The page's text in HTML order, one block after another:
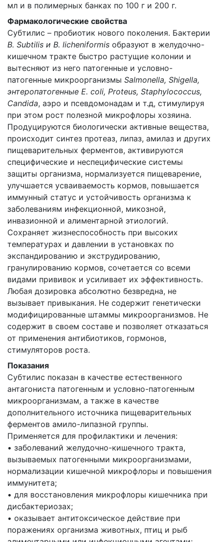
мл и в полимерных банках по 100 г и 200 г.
Фармакологические свойства
Субтилис – пробиотик нового поколения. Бактерии
B. Subtilis и B. licheniformis образуют в желудочно-
кишечном тракте быстро растущие колонии и
вытесняют из него патогенные и условно-
патогенные микроорганизмы Salmonella, Shigella,
энтеропатогенные E. coli, Proteus, Staphylococcus,
Candida, аэро и псевдомонадам и т.д, стимулируя
при этом рост полезной микрофлоры хозяина.
Продуцируются биологически активные вещества,
происходит синтез протеаз, липаз, амилаз и других
пищеварительных ферментов, активируются
специфические и неспецифические системы
защиты организма, нормализуется пищеварение,
улучшается усваиваемость кормов, повышается
иммунный статус и устойчивость организма к
заболеваниям инфекционной, микозной,
инвазионной и алиментарной этиологий.
Сохраняет жизнеспособность при высоких
температурах и давлении в установках по
экспандированию и экструдированию,
гранулированию кормов, сочетается со всеми
видами прививок и усиливает их эффективность.
Любая дозировка абсолютно безвредна, не
вызывает привыкания. Не содержит генетически
модифицированные штаммы микроорганизмов. Не
содержит в своем составе и позволяет отказаться
от применения антибиотиков, гормонов,
стимуляторов роста.
Показания
Субтилис показан в качестве естественного
антагониста патогенным и условно-патогенным
микроорганизмам, а также в качестве
дополнительного источника пищеварительных
ферментов амило-липазной группы.
Применяется для профилактики и лечения:
• заболеваний желудочно-кишечного тракта,
вызываемых патогенными микроорганизмами,
нормализации кишечной микрофлоры и повышения
иммунитета;
• для восстановления микрофлоры кишечника при
дисбактериозах;
• оказывает антитоксическое действие при
поражениях организма животных, птиц и рыб